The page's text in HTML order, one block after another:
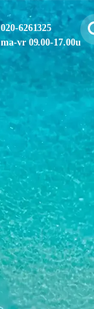
020-6261325
ma-vr 09.00-17.00u